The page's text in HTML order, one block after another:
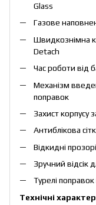
Glass
Газове
Швидкознімна
Detach
Час роботи від
Механізм
поправок
Захист корпусу
Антиблікова
Відкидні
Зручний відсік
Турелі
Технічні